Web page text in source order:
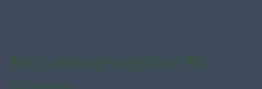
Entspannungsangebote für